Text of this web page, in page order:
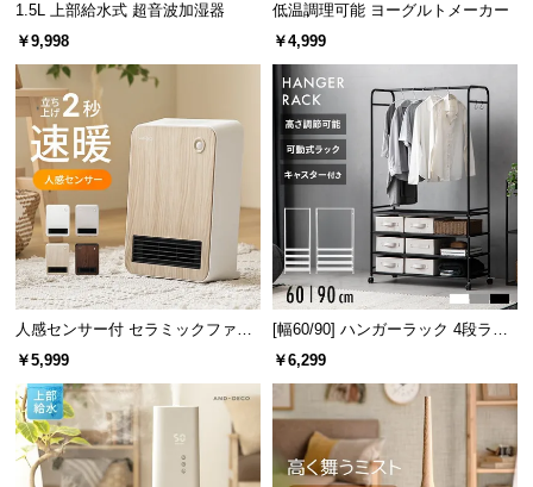
o.,
1.5L 上部給水式 超音波加湿器
￥9,998
低温調理可能 ヨーグルトメーカー
￥4,999
人感センサー付 セラミックファン
ヒーター スタイリッシュモデル
￥5,999
[幅60/90] ハンガーラック 4段ラッ
ク収納 キャスター付き
￥6,299